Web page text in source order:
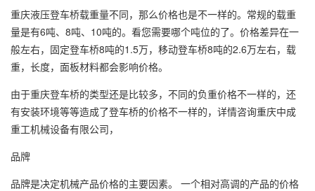
重庆液压登车桥载重量不同，那么价格也是不一样的。常规的载重
量是有6吨、8吨、10吨的。看您需要哪个吨位的了。价格差异在一
般左右，固定登车桥8吨的1.5万，移动登车桥8吨的2.6万左右，载
重，长度，面板材料都会影响价格。
由于重庆登车桥的类型还是比较多，不同的负重价格不一样的，还
有安装环境等等造成了登车桥的价格不一样的，详情咨询重庆中成
重工机械设备有限公司，
品牌
品牌是决定机械产品价格的主要因素。 一个相对高调的产品的价格